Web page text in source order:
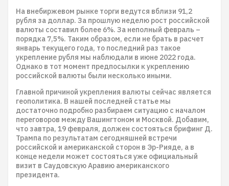
На внебиржевом рынке торги ведутся вблизи 91,2
рубля за доллар. За прошлую неделю рост российской
валюты составил более 6%. За неполный февраль –
порядка 7,5%. Таким образом, если не брать в расчет
январь текущего года, то последний раз такое
укрепление рубля мы наблюдали в июне 2022 года.
Однако в тот момент предпосылки к укреплению
российской валюты были несколько иными.
Главной причиной укрепления валюты сейчас является
геополитика. В нашей последней статье мы
достаточно подробно разбираем ситуацию с началом
переговоров между Вашингтоном и Москвой. Добавим,
что завтра, 19 февраля, должен состояться брифинг Д.
Трампа по результатам сегодняшней встречи
российской и американской сторон в Эр-Рияде, а в
конце недели может состояться уже официальный
визит в Саудовскую Аравию американского
президента.